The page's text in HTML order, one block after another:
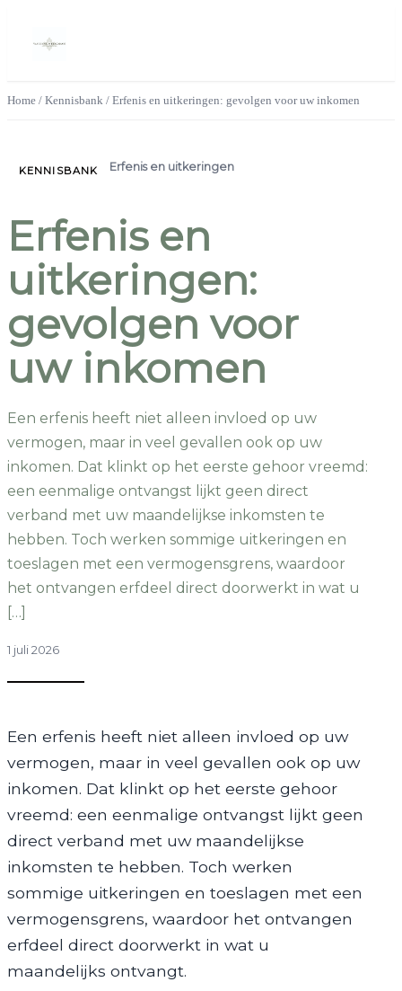
Home / Kennisbank / Erfenis en uitkeringen: gevolgen voor uw inkomen
KENNISBANK Erfenis en uitkeringen
Erfenis en
uitkeringen:
gevolgen voor
uw inkomen
Een erfenis heeft niet alleen invloed op uw
vermogen, maar in veel gevallen ook op uw
inkomen. Dat klinkt op het eerste gehoor vreemd:
een eenmalige ontvangst lijkt geen direct
verband met uw maandelijkse inkomsten te
hebben. Toch werken sommige uitkeringen en
toeslagen met een vermogensgrens, waardoor
het ontvangen erfdeel direct doorwerkt in wat u
[…]
1 juli 2026
Een erfenis heeft niet alleen invloed op uw
vermogen, maar in veel gevallen ook op uw
inkomen. Dat klinkt op het eerste gehoor
vreemd: een eenmalige ontvangst lijkt geen
direct verband met uw maandelijkse
inkomsten te hebben. Toch werken
sommige uitkeringen en toeslagen met een
vermogensgrens, waardoor het ontvangen
erfdeel direct doorwerkt in wat u
maandelijks ontvangt.